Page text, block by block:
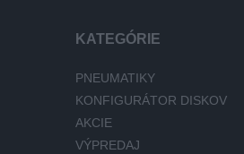
KATEGÓRIE
PNEUMATIKY
KONFIGURÁTOR DISKOV
AKCIE
VÝPREDAJ